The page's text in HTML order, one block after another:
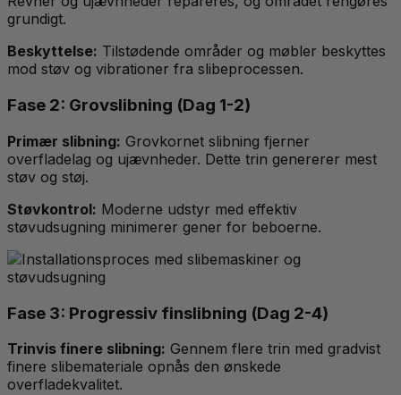
grundigt.
Beskyttelse: Tilstødende områder og møbler beskyttes
mod støv og vibrationer fra slibeprocessen.
Fase 2: Grovslibning (Dag 1-2)
Primær slibning: Grovkornet slibning fjerner
overfladelag og ujævnheder. Dette trin genererer mest
støv og støj.
Støvkontrol: Moderne udstyr med effektiv
støvudsugning minimerer gener for beboerne.
Fase 3: Progressiv finslibning (Dag 2-4)
Trinvis finere slibning: Gennem flere trin med gradvist
finere slibemateriale opnås den ønskede
overfladekvalitet.